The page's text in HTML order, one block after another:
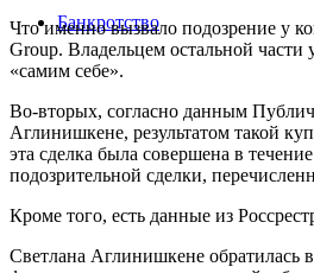
Банкротство
Что именно вызвало подозрение у
Group. Владельцем остальной
«самим себе».
Во-вторых, согласно данным
Аглинишкене, результатом такой
эта сделка была совершена в
подозрительной сделки,
Кроме того, есть данные из
Светлана Аглинишкене обратилась